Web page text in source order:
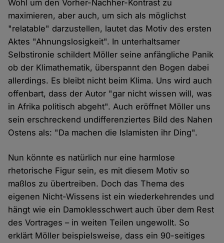
Wohl um den Vorher-Nachher-Kontrast zu
maximieren, aber auch, um sich als möglichst
"relatable" darzustellen, lautet das Motiv des ersten
Aktes "Ahnungslosigkeit". In unterhaltsamer
Selbstironie schildert Möller seine anfängliche Panik
ob der Klimathematik, überspannt den Bogen dabei
allerdings. Es bleibt nicht beim Klima. Uns wird auch
offenbart, dass der Autor "gar nicht wissen will, was
in Afrika politisch abgeht". Auch eröffnet Möller uns
sein erschreckend undifferenziertes Bild des Nahen
Ostens als: "Da machen die Islamisten ihr Ding".
Nun könnte es natürlich nur eine harmlose
rhetorische Figur sein, es mit diesem Motiv so
maßlos zu übertreiben. Doch das Thema des
eigenen Nicht-Wissens ist ein wiederkehrendes und
hängt wie ein Damoklesschwert auch über dem Rest
des Vortrages – in weiten Teilen ungewollt. So
erklärt Möller beispielsweise, dass ein 90-seitiges